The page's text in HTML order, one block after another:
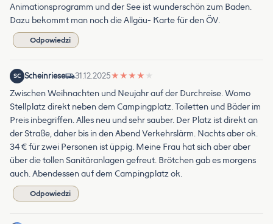
Animationsprogramm und der See ist wunderschön zum Baden.
Dazu bekommt man noch die Allgäu- Karte für den ÖV.
Odpowiedzi
SC Scheinriese 31.12.2025★ ★ ★ ★ ★
Zwischen Weihnachten und Neujahr auf der Durchreise. Womo
Stellplatz direkt neben dem Campingplatz. Toiletten und Bäder im
Preis inbegriffen. Alles neu und sehr sauber. Der Platz ist direkt an
der Straße, daher bis in den Abend Verkehrslärm. Nachts aber ok.
34 € für zwei Personen ist üppig. Meine Frau hat sich aber aber
über die tollen Sanitäranlagen gefreut. Brötchen gab es morgens
auch. Abendessen auf dem Campingplatz ok.
Odpowiedzi